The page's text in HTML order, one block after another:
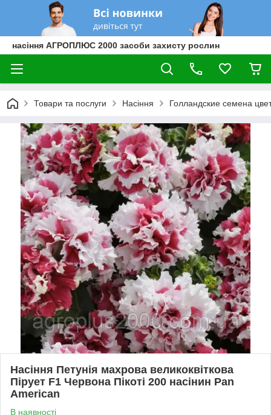
насіння АГРОПЛЮС 2000 засоби захисту рослин
Товари та послуги Насіння Голландские семена
Насіння Петунія махрова великоквіткова
Пірует F1 Червона Пікоті 200 насінин Pan
American
В наявності